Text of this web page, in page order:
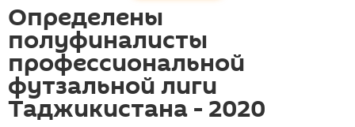
Определены
полуфиналисты
профессиональной
футзальной лиги
Таджикистана - 2020